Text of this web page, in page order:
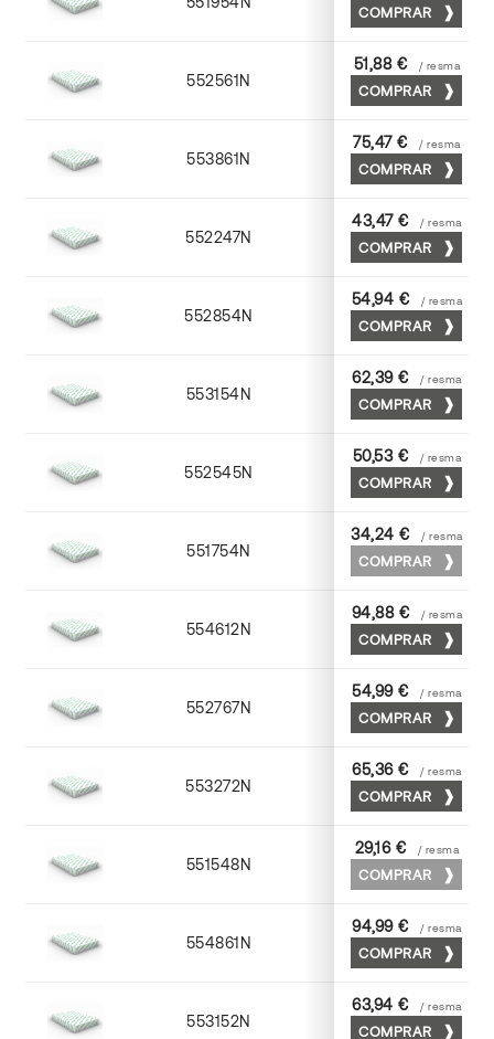
COMPRAR
552561N 63 x 88
51,88 € / resma
COMPRAR
553861N 63 x 88
75,47 € / resma
COMPRAR
552247N 45 x 64
43,47 € / resma
COMPRAR
552854N 52 x 70
54,94 € / resma
COMPRAR
553154N 52 x 70
62,39 € / resma
COMPRAR
552545N 45 x 64
50,53 € / resma
COMPRAR
551754N 52 x 70
34,24 € / resma
COMPRAR
554612N 72 x 102
94,88 € / resma
COMPRAR
552767N 65 x 90
54,99 € / resma
COMPRAR
553272N 70 x 100
65,36 € / resma
COMPRAR
551548N 45 x 64
29,16 € / resma
COMPRAR
554861N 63 x 88
94,99 € / resma
COMPRAR
553152N 52 x 70
63,94 € / resma
COMPRAR